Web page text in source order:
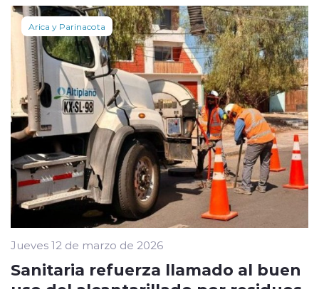
Arica y Parinacota
Jueves 12 de marzo de 2026
Sanitaria refuerza llamado al buen